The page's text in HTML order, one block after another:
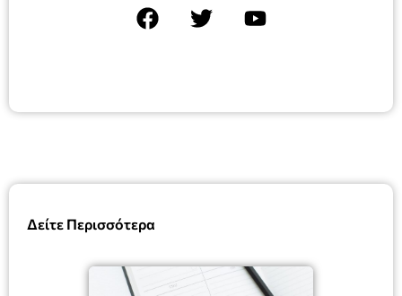
Δείτε Περισσότερα